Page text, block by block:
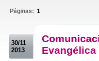
Páginas: 1
30/11
2013
Evangélica